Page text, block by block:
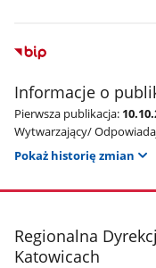
Informacje o
Pierwsza publikacja:
Wytwarzający/
Pokaż historię zmian
stopka
Regionalna
Katowicach